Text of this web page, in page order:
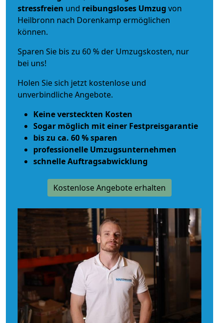
stressfreien und reibungsloses Umzug von
Heilbronn nach Dorenkamp ermöglichen
können.
Sparen Sie bis zu 60 % der Umzugskosten, nur
bei uns!
Holen Sie sich jetzt kostenlose und
unverbindliche Angebote.
Keine versteckten Kosten
Sogar möglich mit einer Festpreisgarantie
bis zu ca. 60 % sparen
professionelle Umzugsunternehmen
schnelle Auftragsabwicklung
Kostenlose Angebote erhalten